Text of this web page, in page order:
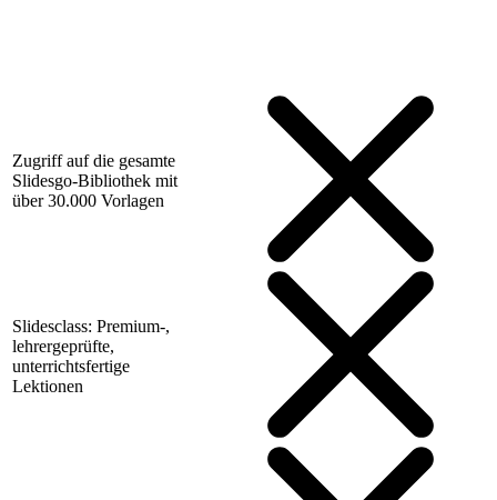
Zugriff auf die gesamte
Slidesgo-Bibliothek mit
über 30.000 Vorlagen
Slidesclass: Premium-,
lehrergeprüfte,
unterrichtsfertige
Lektionen